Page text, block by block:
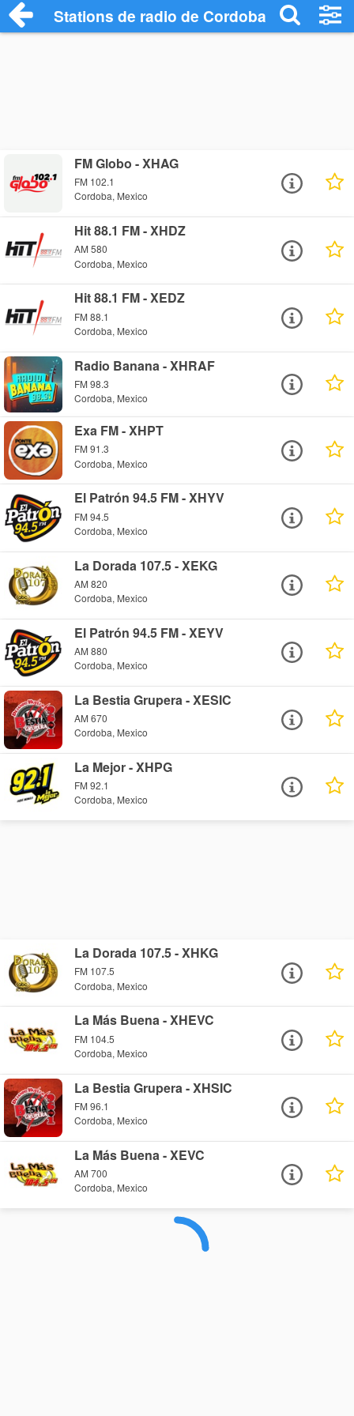
Stations de radio de Cordoba
FM Globo - XHAG
FM 102.1
Cordoba, Mexico
Hit 88.1 FM - XHDZ
AM 580
Cordoba, Mexico
Hit 88.1 FM - XEDZ
FM 88.1
Cordoba, Mexico
Radio Banana - XHRAF
FM 98.3
Cordoba, Mexico
Exa FM - XHPT
FM 91.3
Cordoba, Mexico
El Patrón 94.5 FM - XHYV
FM 94.5
Cordoba, Mexico
La Dorada 107.5 - XEKG
AM 820
Cordoba, Mexico
El Patrón 94.5 FM - XEYV
AM 880
Cordoba, Mexico
La Bestia Grupera - XESIC
AM 670
Cordoba, Mexico
La Mejor - XHPG
FM 92.1
Cordoba, Mexico
La Dorada 107.5 - XHKG
FM 107.5
Cordoba, Mexico
La Más Buena - XHEVC
FM 104.5
Cordoba, Mexico
La Bestia Grupera - XHSIC
FM 96.1
Cordoba, Mexico
La Más Buena - XEVC
AM 700
Cordoba, Mexico